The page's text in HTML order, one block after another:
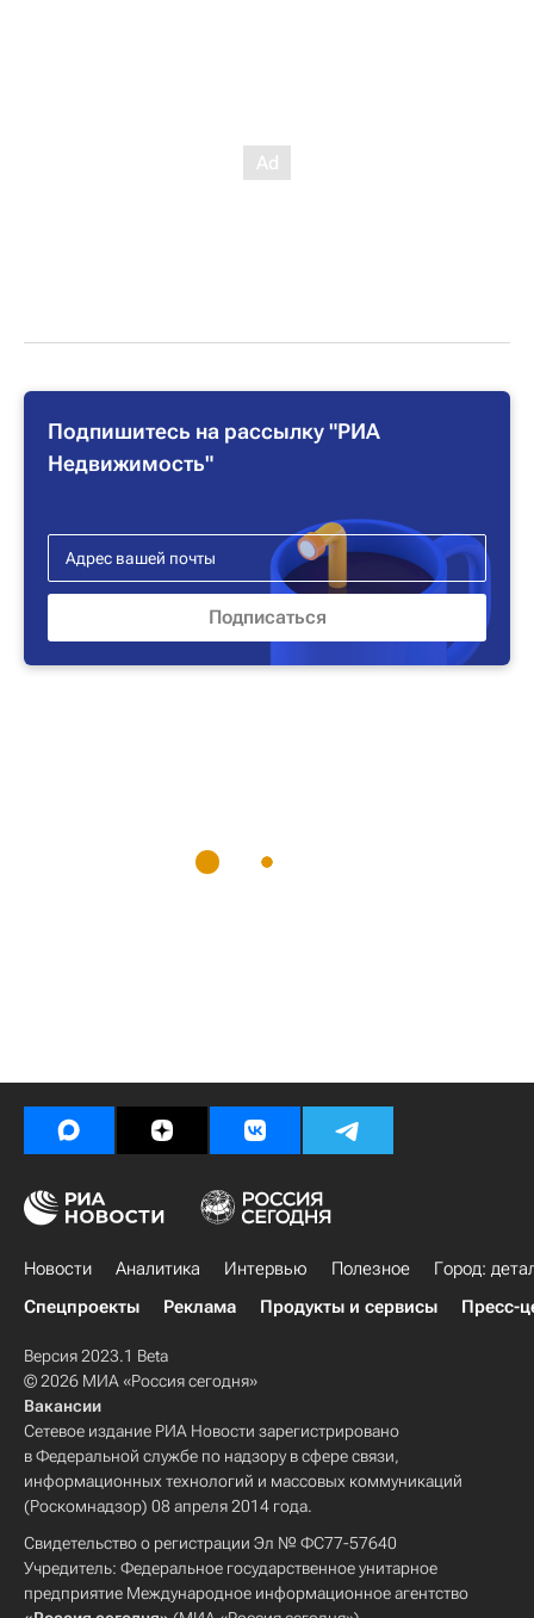
Подпишитесь на рассылку "РИА
Недвижимость"
Новости Аналитика Интервью Полезное
Город:
Спецпроекты
Реклама Продукты и сервисы Пресс-
Версия 2023.1 Beta
© 2026 МИА «Россия сегодня»
Вакансии
Сетевое издание РИА Новости зарегистрировано
в Федеральной службе по надзору в сфере связи,
информационных технологий и массовых коммуникаций
(Роскомнадзор) 08 апреля 2014 года.
Свидетельство о регистрации Эл № ФС77-57640
Учредитель: Федеральное государственное унитарное
предприятие Международное информационное агентство